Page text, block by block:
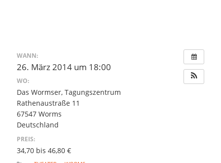
WANN:
26. März 2014 um 18:00
WO:
Das Wormser, Tagungszentrum
Rathenaustraße 11
67547 Worms
Deutschland
PREIS:
34,70 bis 46,80 €